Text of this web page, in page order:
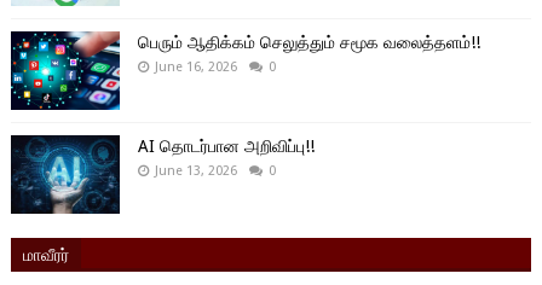
பெரும் ஆதிக்கம் செலுத்தும் சமூக வலைத்தளம்!!
June 16, 2026 0
AI தொடர்பான அறிவிப்பு!!
June 13, 2026 0
மாவீரர்